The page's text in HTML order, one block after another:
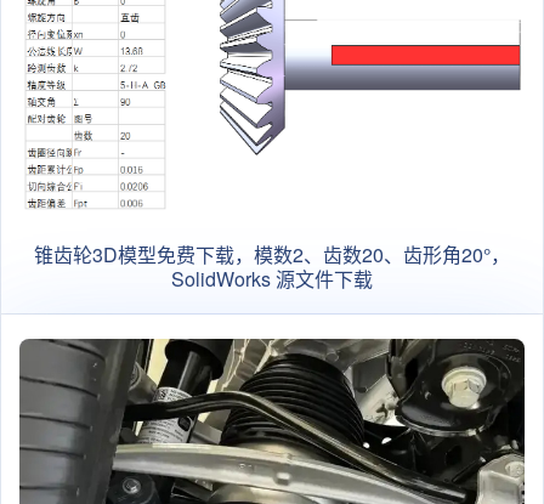
锥齿轮3D模型免费下载，模数2、齿数20、齿形角20°，
SolidWorks 源文件下载